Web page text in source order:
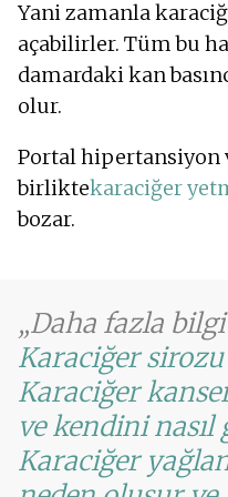
Yani zamanla
açabilirler. Tüm bu
damardaki kan
olur.
Portal hipertansiyon
birliktekaraciğer
bozar.
Daha fazla
Karaciğer sirozu
Karaciğer
ve kendini nasıl
Karaciğer